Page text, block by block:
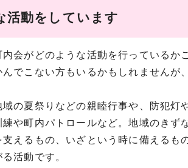
活動をしています
会がどのような活動を行っているか
んでこない方もいるかもしれませんが
域の夏祭りなどの親睦行事や、防犯灯
練や町内パトロールなど。地域のきず
支えるもの、いざという時に備えるも
活動です。